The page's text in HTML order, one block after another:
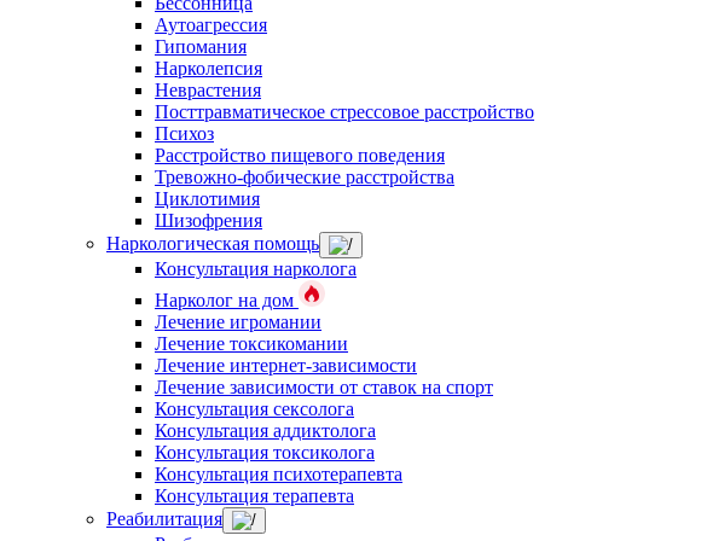
Аутоагрессия
Гипомания
Нарколепсия
Неврастения
Посттравматическое стрессовое расстройство
Психоз
Расстройство пищевого поведения
Тревожно-фобические расстройства
Циклотимия
Шизофрения
Наркологическая помощь
Консультация нарколога
Нарколог на дом
Лечение игромании
Лечение токсикомании
Лечение интернет-зависимости
Лечение зависимости от ставок на спорт
Консультация сексолога
Консультация аддиктолога
Консультация токсиколога
Консультация психотерапевта
Консультация терапевта
Реабилитация